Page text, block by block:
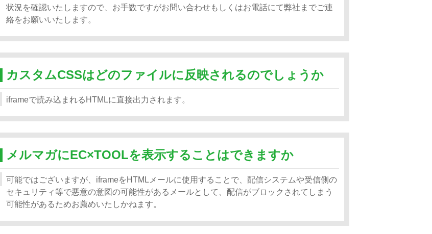
状況を確認いたしますので、お手数ですがお問い合わせもしくはお電話にて弊社までご連
絡をお願いいたします。
カスタムCSSはどのファイルに反映されるのでしょうか
iframeで読み込まれるHTMLに直接出力されます。
メルマガにEC×TOOLを表示することはできますか
可能ではございますが、iframeをHTMLメールに使用することで、配信システムや受信側の
セキュリティ等で悪意の意図の可能性があるメールとして、配信がブロックされてしまう
可能性があるためお薦めいたしかねます。